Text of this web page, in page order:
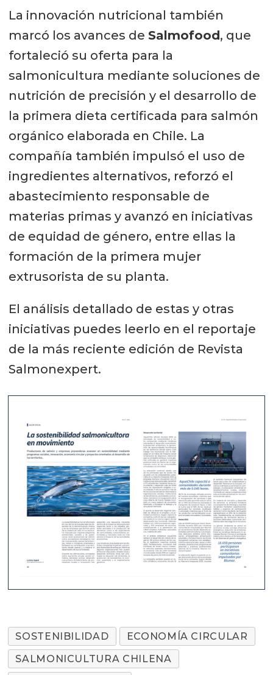
La innovación nutricional también
marcó los avances de Salmofood, que
fortaleció su oferta para la
salmonicultura mediante soluciones de
nutrición de precisión y el desarrollo de
la primera dieta certificada para salmón
orgánico elaborada en Chile. La
compañía también impulsó el uso de
ingredientes alternativos, reforzó el
abastecimiento responsable de
materias primas y avanzó en iniciativas
de equidad de género, entre ellas la
formación de la primera mujer
extrusorista de su planta.
El análisis detallado de estas y otras
iniciativas puedes leerlo en el reportaje
de la más reciente edición de Revista
Salmonexpert.
SOSTENIBILIDAD
ECONOMÍA CIRCULAR
SALMONICULTURA CHILENA